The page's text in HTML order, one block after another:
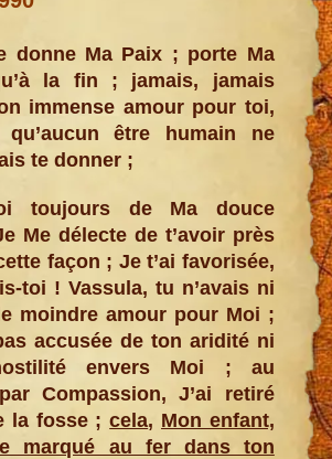
donne Ma Paix ; porte Ma
la fin ; jamais, jamais
immense amour pour toi,
être humain ne
te donner ;
toujours de Ma douce
Me délecte de t’avoir près
façon ; Je t’ai favorisée,
toi ! Vassula, tu n’avais ni
moindre amour pour Moi ;
accusée de ton aridité ni
envers Moi ; au
Compassion, J’ai retiré
la fosse ;cela, Mon enfant,
marqué au fer dans ton